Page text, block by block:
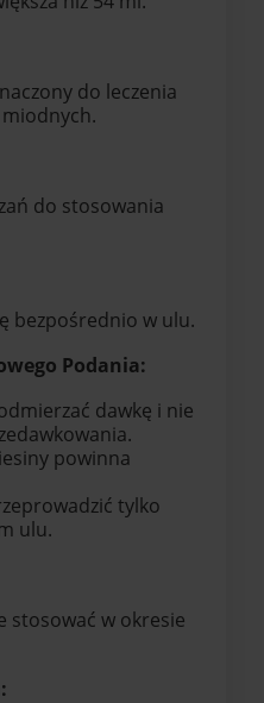
do leczenia
miodnych.
do stosowania
bezpośrednio w ulu.
Podania:
dawkę i nie
powinna
tylko
ulu.
stosować w okresie